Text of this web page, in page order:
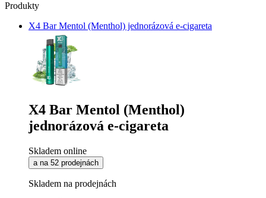
Produkty
X4 Bar Mentol (Menthol) jednorázová e-cigareta
X4 Bar Mentol (Menthol)
jednorázová e-cigareta
Skladem online
a na 52 prodejnách
Skladem na prodejnách